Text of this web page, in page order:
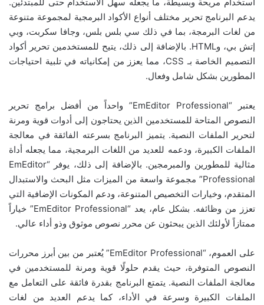
يدعم البرنامج تحرير مختلف أنواع الأكواد البرمجية لمجموعة متنوعة
من لغات البرمجة، بما في ذلك سي بلس بلس، وجافا سكربت، وبي
إتش بي، وHTML. بالإضافة إلى ذلك، يتيح للمستخدمين تحرير أكواد
التصميم الخاصة بـ CSS، مما يعزز من إمكانياته في تلبية احتياجات
المطورين بشكل شامل وفعال.
يعتبر “EmEditor Professional” واحداً من أفضل برامج تحرير
النصوص المتاحة للمستخدمين الذين يحتاجون إلى أدوات قوية ومرنة
لتحرير الملفات النصية. يتميز البرنامج بسرعته الفائقة في معالجة
الملفات الكبيرة، ودعمه للعديد من اللغات البرمجية، مما يجعله أداة
مثالية للمطورين والمبرمجين. بالإضافة إلى ذلك، يوفر “EmEditor
Professional” مجموعة واسعة من الميزات مثل البحث والاستبدال
المتقدم، وخيارات التخصيص المتنوعة، ودعم المكونات الإضافية التي
تعزز من وظائفه. بشكل عام، يعد “EmEditor Professional” خياراً
ممتازاً لأولئك الذين يبحثون عن محرر نصوص موثوق وذو أداء عالي.
على العموم، “EmEditor Professional” يُعتبر من بين أبرز محررات
النصوص المتوفرة، حيث يقدم حلولًا قوية ومرنة للمستخدمين في
معالجة الملفات النصية. يتمتع البرنامج بقدرة فائقة على التعامل مع
الملفات الكبيرة وسرعة في الأداء، كما يدعم العديد من لغات